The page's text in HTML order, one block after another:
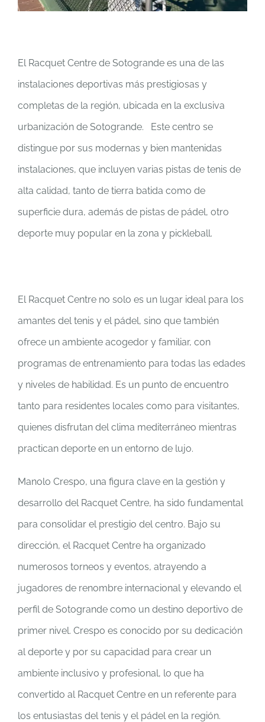
El Racquet Centre de Sotogrande es una de las
instalaciones deportivas más prestigiosas y
completas de la región, ubicada en la exclusiva
urbanización de Sotogrande. Este centro se
distingue por sus modernas y bien mantenidas
instalaciones, que incluyen varias pistas de tenis de
alta calidad, tanto de tierra batida como de
superficie dura, además de pistas de pádel, otro
deporte muy popular en la zona y pickleball.
El Racquet Centre no solo es un lugar ideal para los
amantes del tenis y el pádel, sino que también
ofrece un ambiente acogedor y familiar, con
programas de entrenamiento para todas las edades
y niveles de habilidad. Es un punto de encuentro
tanto para residentes locales como para visitantes,
quienes disfrutan del clima mediterráneo mientras
practican deporte en un entorno de lujo.
Manolo Crespo, una figura clave en la gestión y
desarrollo del Racquet Centre, ha sido fundamental
para consolidar el prestigio del centro. Bajo su
dirección, el Racquet Centre ha organizado
numerosos torneos y eventos, atrayendo a
jugadores de renombre internacional y elevando el
perfil de Sotogrande como un destino deportivo de
primer nivel. Crespo es conocido por su dedicación
al deporte y por su capacidad para crear un
ambiente inclusivo y profesional, lo que ha
convertido al Racquet Centre en un referente para
los entusiastas del tenis y el pádel en la región.